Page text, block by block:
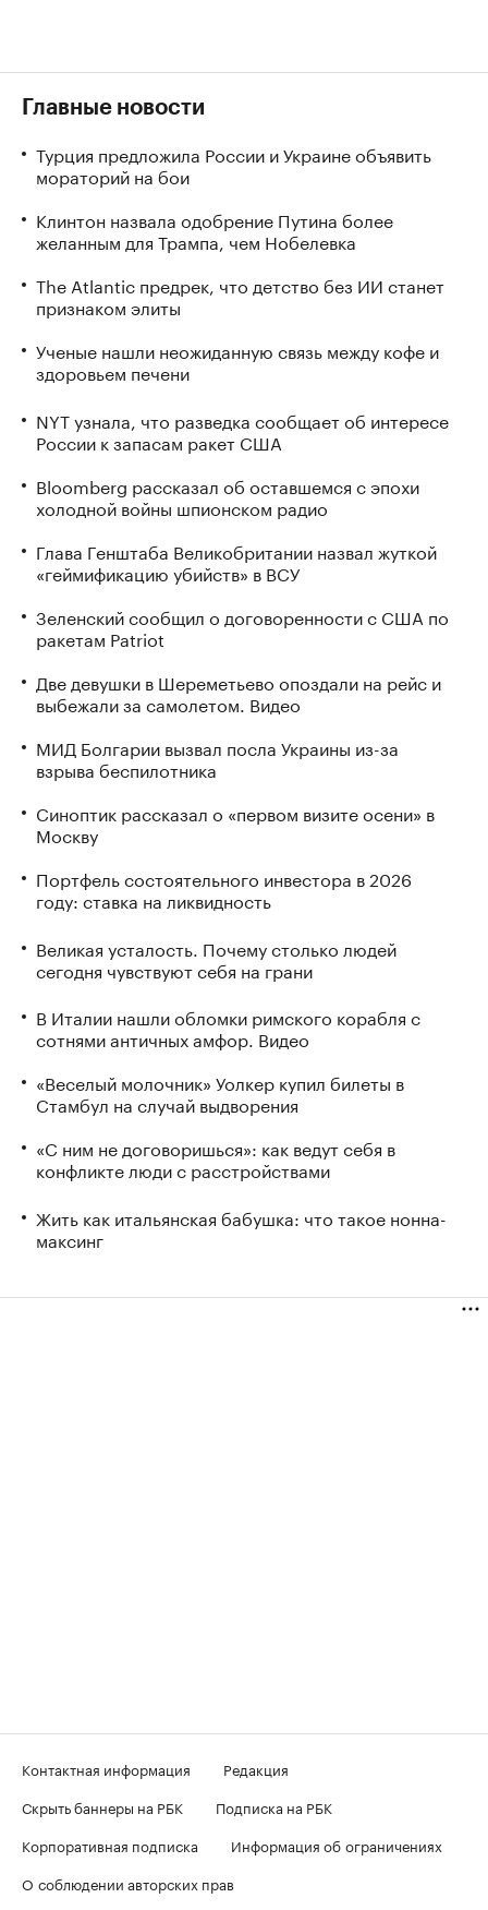
Главные новости
Турция предложила России и Украине объявить
мораторий на бои
Клинтон назвала одобрение Путина более
желанным для Трампа, чем Нобелевка
The Atlantic предрек, что детство без ИИ станет
признаком элиты
Ученые нашли неожиданную связь между кофе и
здоровьем печени
NYT узнала, что разведка сообщает об интересе
России к запасам ракет США
Bloomberg рассказал об оставшемся с эпохи
холодной войны шпионском радио
Глава Генштаба Великобритании назвал жуткой
«геймификацию убийств» в ВСУ
Зеленский сообщил о договоренности с США по
ракетам Patriot
Две девушки в Шереметьево опоздали на рейс и
выбежали за самолетом. Видео
МИД Болгарии вызвал посла Украины из-за
взрыва беспилотника
Синоптик рассказал о «первом визите осени» в
Москву
Портфель состоятельного инвестора в 2026
году: ставка на ликвидность
Великая усталость. Почему столько людей
сегодня чувствуют себя на грани
В Италии нашли обломки римского корабля с
сотнями античных амфор. Видео
«Веселый молочник» Уолкер купил билеты в
Стамбул на случай выдворения
«С ним не договоришься»: как ведут себя в
конфликте люди с расстройствами
Жить как итальянская бабушка: что такое нонна-
максинг
Контактная информация
Редакция
Скрыть баннеры на РБК
Подписка на РБК
Корпоративная подписка
Информация об ограничениях
О соблюдении авторских прав